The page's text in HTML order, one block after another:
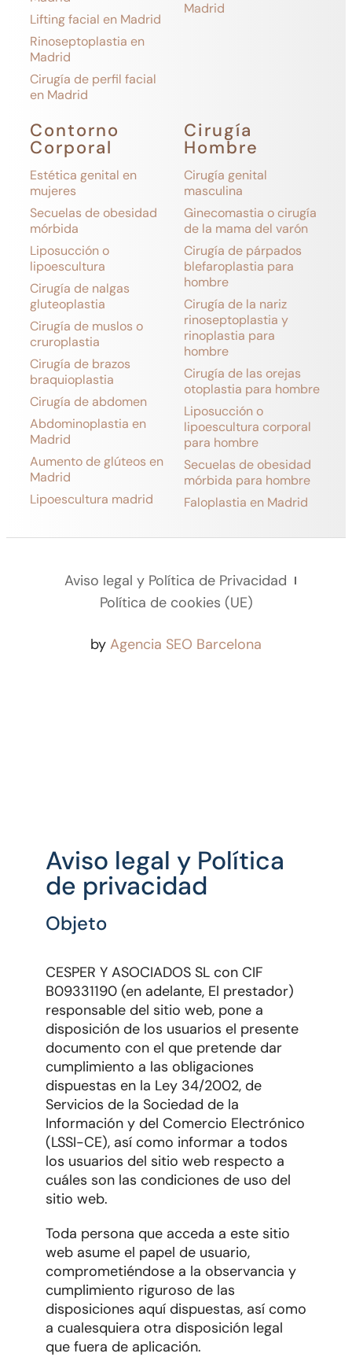
Lifting facial en Madrid
Rinoseptoplastia en
Madrid
Cirugía de perfil facial
en Madrid
Madrid
Contorno
Corporal
Estética genital en
mujeres
Secuelas de obesidad
mórbida
Liposucción o
lipoescultura
Cirugía de nalgas
gluteoplastia
Cirugía de muslos o
cruroplastia
Cirugía de brazos
braquioplastia
Cirugía de abdomen
Abdominoplastia en
Madrid
Aumento de glúteos en
Madrid
Lipoescultura madrid
Cirugía
Hombre
Cirugía genital
masculina
Ginecomastia o cirugía
de la mama del varón
Cirugía de párpados
blefaroplastia para
hombre
Cirugía de la nariz
rinoseptoplastia y
rinoplastia para
hombre
Cirugía de las orejas
otoplastia para hombre
Liposucción o
lipoescultura corporal
para hombre
Secuelas de obesidad
mórbida para hombre
Faloplastia en Madrid
Aviso legal y Política de Privacidad
Política de cookies (UE)
by Agencia SEO Barcelona
Aviso legal y Política
de privacidad
Objeto
CESPER Y ASOCIADOS SL con CIF
B09331190 (en adelante, El prestador)
responsable del sitio web, pone a
disposición de los usuarios el presente
documento con el que pretende dar
cumplimiento a las obligaciones
dispuestas en la Ley 34/2002, de
Servicios de la Sociedad de la
Información y del Comercio Electrónico
(LSSI-CE), así como informar a todos
los usuarios del sitio web respecto a
cuáles son las condiciones de uso del
sitio web.
Toda persona que acceda a este sitio
web asume el papel de usuario,
comprometiéndose a la observancia y
cumplimiento riguroso de las
disposiciones aquí dispuestas, así como
a cualesquiera otra disposición legal
que fuera de aplicación.